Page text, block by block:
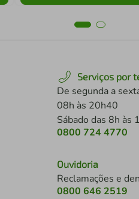
Serviços por
De segunda a
08h às 20h40
Sábado das 8h às
0800 724 4770
Ouvidoria
Reclamações e
0800 646 2519